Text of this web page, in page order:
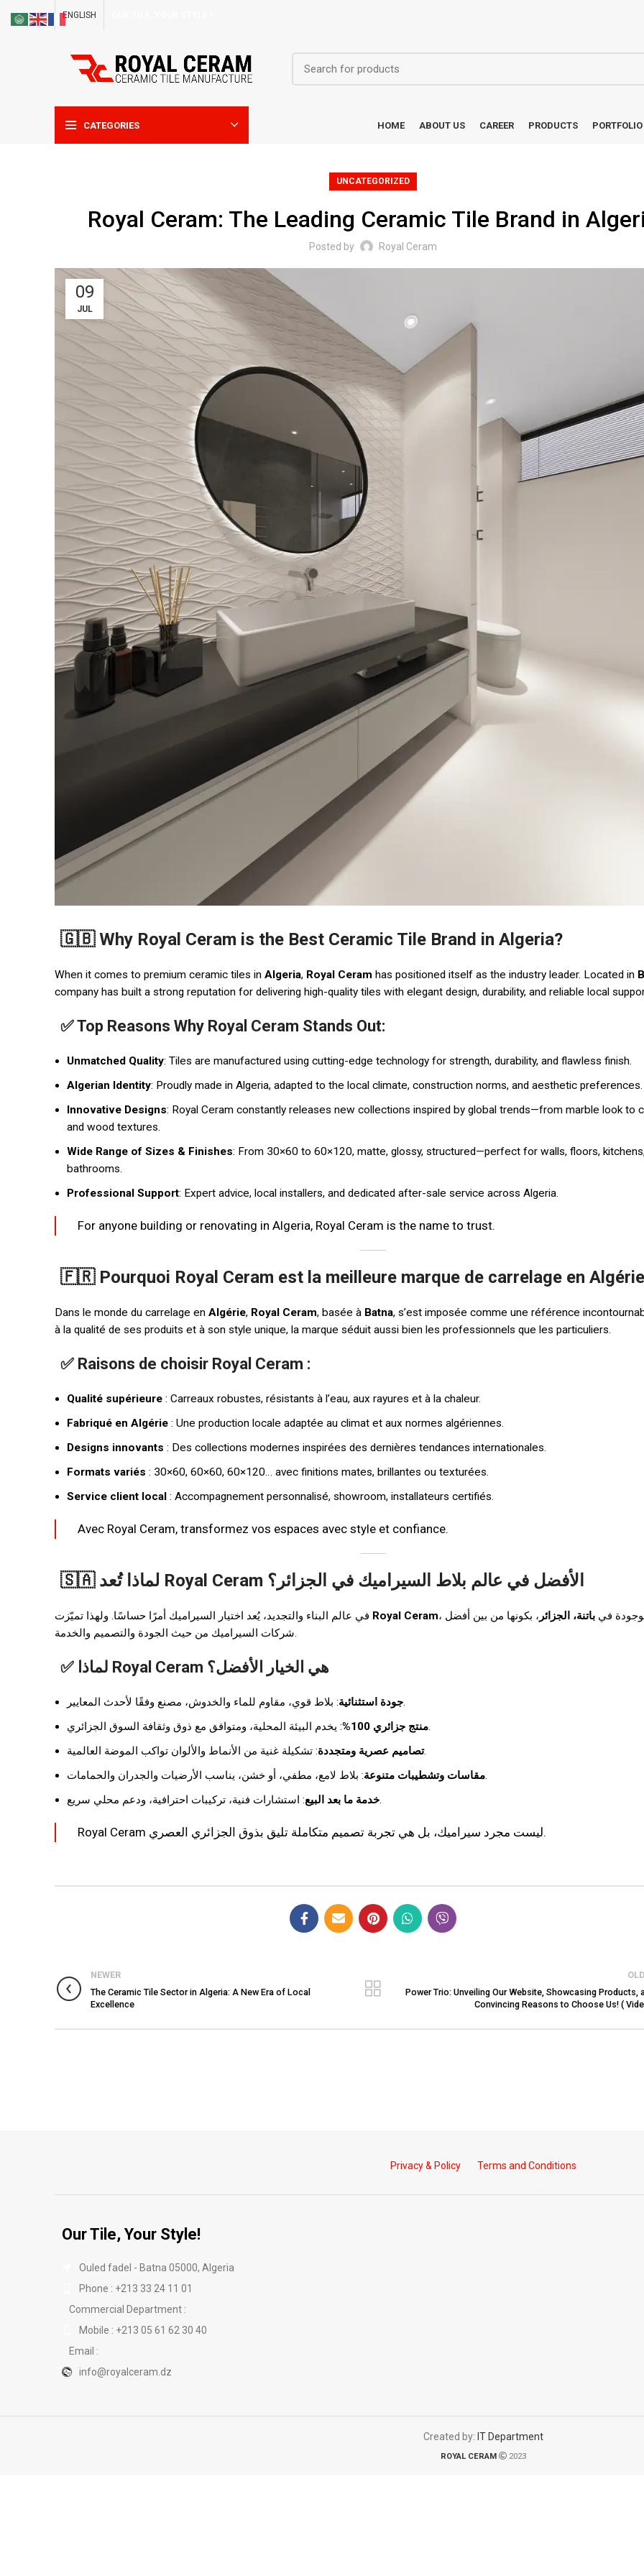
ENGLISH
CATEGORIES HOME ABOUT US CAREER PRODUCTS PORTFOLIO
UNCATEGORIZED
Royal Ceram: The Leading Ceramic Tile Brand in
Posted by Royal Ceram
09
JUL
🇬🇧 Why Royal Ceram is the Best Ceramic Tile Brand in Algeria?
When it comes to premium ceramic tiles in Algeria, Royal Ceram has positioned itself as the industry leader. Located in
company has built a strong reputation for delivering high-quality tiles with elegant design, durability, and reliable local
✅ Top Reasons Why Royal Ceram Stands Out:
Unmatched Quality: Tiles are manufactured using cutting-edge technology for strength, durability, and flawless finish.
Algerian Identity: Proudly made in Algeria, adapted to the local climate, construction norms, and aesthetic preferences.
Innovative Designs: Royal Ceram constantly releases new collections inspired by global trends—from marble look to
and wood textures.
Wide Range of Sizes & Finishes: From 30×60 to 60×120, matte, glossy, structured—perfect for walls, floors,
bathrooms.
Professional Support: Expert advice, local installers, and dedicated after-sale service across Algeria.
For anyone building or renovating in Algeria, Royal Ceram is the name to trust.
🇫🇷 Pourquoi Royal Ceram est la meilleure marque de carrelage en
Dans le monde du carrelage en Algérie, Royal Ceram, basée à Batna, s’est imposée comme une référence
à la qualité de ses produits et à son style unique, la marque séduit aussi bien les professionnels que les particuliers.
✅ Raisons de choisir Royal Ceram :
Qualité supérieure : Carreaux robustes, résistants à l’eau, aux rayures et à la chaleur.
Fabriqué en Algérie : Une production locale adaptée au climat et aux normes algériennes.
Designs innovants : Des collections modernes inspirées des dernières tendances internationales.
Formats variés : 30×60, 60×60, 60×120… avec finitions mates, brillantes ou texturées.
Service client local : Accompagnement personnalisé, showroom, installateurs certifiés.
Avec Royal Ceram, transformez vos espaces avec style et confiance.
🇸🇦 لماذا تُعد Royal Ceram الأفضل في عالم بلاط السيراميك في الجزائر؟
Royal Ceram في باتنة، الجزائر ، بكونها من بين أفضل
✅ لماذا Royal Ceram هي الخيار الأفضل؟
جودة استثنائية
منتج جزائري 100%
تصاميم عصرية ومتجددة: تشكيلة غنية من الأنماط والألوان تواكب الموضة العالمية.
مقاسات وتشطيبات متنوعة
خدمة ما بعد البيع
Royal Ceram ليست مجرد سيراميك، بل هي تجربة تصميم متكاملة تليق بذوق الجزائري العصري.
NEWER
The Ceramic Tile Sector in Algeria: A New Era of Local
Excellence
Power Trio: Unveiling Our Website, Showcasing Products,
Convincing Reasons to Choose Us! (
Privacy & Policy Terms and Conditions
Our Tile, Your Style!
Ouled fadel - Batna 05000, Algeria
Phone : +213 33 24 11 01
Commercial Department :
Mobile : +213 05 61 62 30 40
Email :
info@royalceram.dz
Created by: IT Department
ROYAL CERAM 2023